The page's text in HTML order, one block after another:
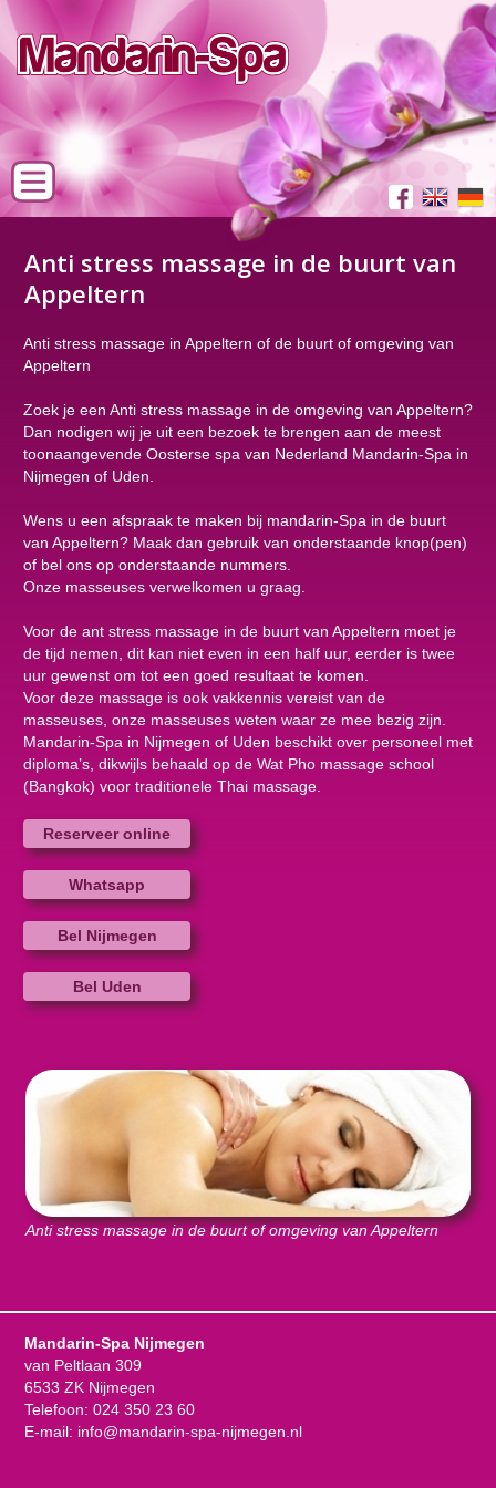
Anti stress massage in de buurt van
Appeltern
Anti stress massage in Appeltern of de buurt of omgeving van
Appeltern
Zoek je een Anti stress massage in de omgeving van Appeltern?
Dan nodigen wij je uit een bezoek te brengen aan de meest
toonaangevende Oosterse spa van Nederland Mandarin-Spa in
Nijmegen of Uden.
Wens u een afspraak te maken bij mandarin-Spa in de buurt
van Appeltern? Maak dan gebruik van onderstaande knop(pen)
of bel ons op onderstaande nummers.
Onze masseuses verwelkomen u graag.
Voor de ant stress massage in de buurt van Appeltern moet je
de tijd nemen, dit kan niet even in een half uur, eerder is twee
uur gewenst om tot een goed resultaat te komen.
Voor deze massage is ook vakkennis vereist van de
masseuses, onze masseuses weten waar ze mee bezig zijn.
Mandarin-Spa in Nijmegen of Uden beschikt over personeel met
diploma’s, dikwijls behaald op de Wat Pho massage school
(Bangkok) voor traditionele Thai massage.
Reserveer online
Whatsapp
Bel Nijmegen
Bel Uden
Anti stress massage in de buurt of omgeving van Appeltern
Mandarin-Spa Nijmegen
van Peltlaan 309
6533 ZK Nijmegen
Telefoon: 024 350 23 60
E-mail: info@mandarin-spa-nijmegen.nl